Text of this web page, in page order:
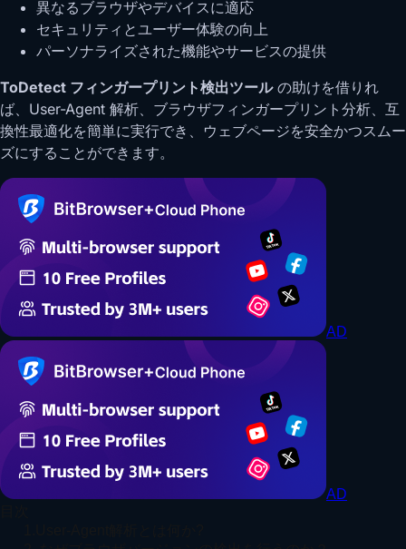
異なるブラウザやデバイスに適応
セキュリティとユーザー体験の向上
パーソナライズされた機能やサービスの提供
ToDetect フィンガープリント検出ツールの助けを借りれ
ば、User-Agent 解析、ブラウザフィンガープリント分析、互
換性最適化を簡単に実行でき、ウェブページを安全かつスムー
ズにすることができます。
AD
AD